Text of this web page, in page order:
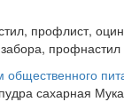
профлист,
общественного
сахарная